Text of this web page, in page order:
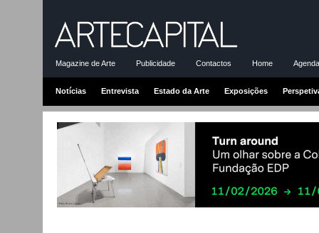
Magazine de Arte Publicidade Contactos Home
Notícias Entrevista Estado da Arte Exposições